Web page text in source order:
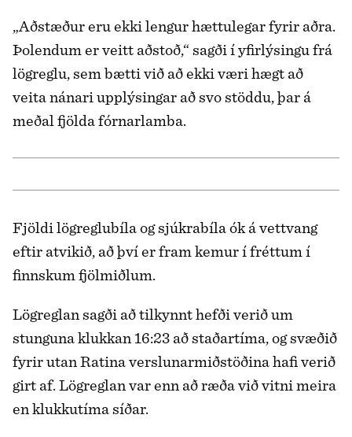
„Aðstæður eru ekki lengur hættulegar fyrir aðra.
Þolendum er veitt aðstoð,“ sagði í yfirlýsingu frá
lögreglu, sem bætti við að ekki væri hægt að
veita nánari upplýsingar að svo stöddu, þar á
meðal fjölda fórnarlamba.
Fjöldi lögreglubíla og sjúkrabíla ók á vettvang
eftir atvikið, að því er fram kemur í fréttum í
finnskum fjölmiðlum.
Lögreglan sagði að tilkynnt hefði verið um
stunguna klukkan 16:23 að staðartíma, og svæðið
fyrir utan Ratina verslunarmiðstöðina hafi verið
girt af. Lögreglan var enn að ræða við vitni meira
en klukkutíma síðar.